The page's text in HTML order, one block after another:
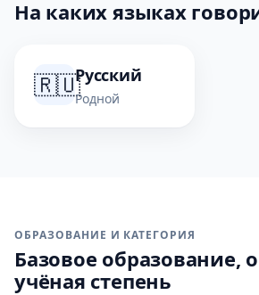
На каких языках
🇷🇺Русский
Родной
ОБРАЗОВАНИЕ И КАТЕГОРИЯ
Базовое образование,
учёная степень